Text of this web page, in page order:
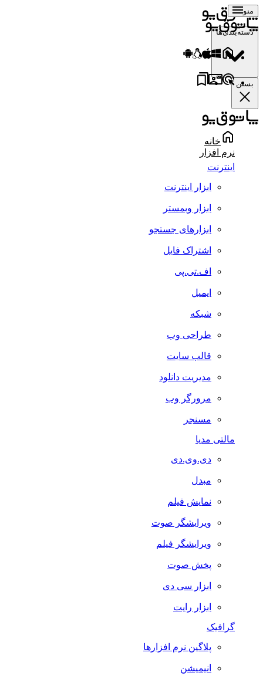
منو
دسته‌بندی‌ها
بستن
خانه
نرم افزار
اینترنت
ابزار اینترنت
ابزار وبمستر
ابزارهای جستجو
اشتراک فایل
اف.تی.پی
ایمیل
شبکه
طراحی وب
قالب سایت
مدیریت دانلود
مرورگر وب
مسنجر
مالتی مدیا
دی.وی.دی
مبدل
نمایش فیلم
ویرایشگر صوت
ویرایشگر فیلم
پخش صوت
ابزار سی دی
ابزار رایت
گرافیک
پلاگین نرم افزارها
انیمیشن